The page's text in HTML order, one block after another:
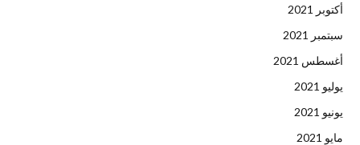
أكتوبر 2021
سبتمبر 2021
أغسطس 2021
يوليو 2021
يونيو 2021
مايو 2021